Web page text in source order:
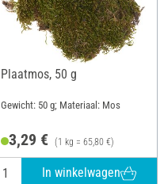
Plaatmos, 50 g
Gewicht: 50 g; Materiaal: Mos
3,29 € (1 kg = 65,80 €)
In winkelwagen